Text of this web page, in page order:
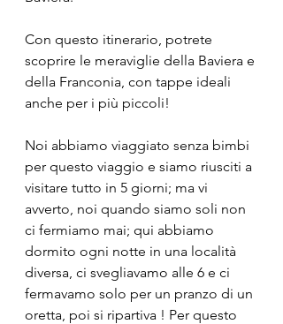
Con questo itinerario, potrete
scoprire le meraviglie della Baviera e
della Franconia, con tappe ideali
anche per i più piccoli!
Noi abbiamo viaggiato senza bimbi
per questo viaggio e siamo riusciti a
visitare tutto in 5 giorni; ma vi
avverto, noi quando siamo soli non
ci fermiamo mai; qui abbiamo
dormito ogni notte in una località
diversa, ci svegliavamo alle 6 e ci
fermavamo solo per un pranzo di un
oretta, poi si ripartiva ! Per questo